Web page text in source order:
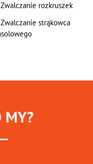
Zwalczanie rozkruszek
Zwalczanie strąkowca
MY?